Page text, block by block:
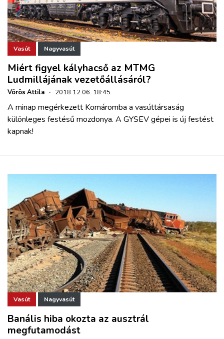
Vasút Nagyvasút
Miért figyel kályhacső az MTMG
Ludmillájának vezetőállásáról?
Vörös Attila · 2018.12.06. 18:45
A minap megérkezett Komáromba a vasúttársaság
különleges festésű mozdonya. A GYSEV gépei is új festést
kapnak!
Vasút Nagyvasút
Banális hiba okozta az ausztrál
megfutamodást